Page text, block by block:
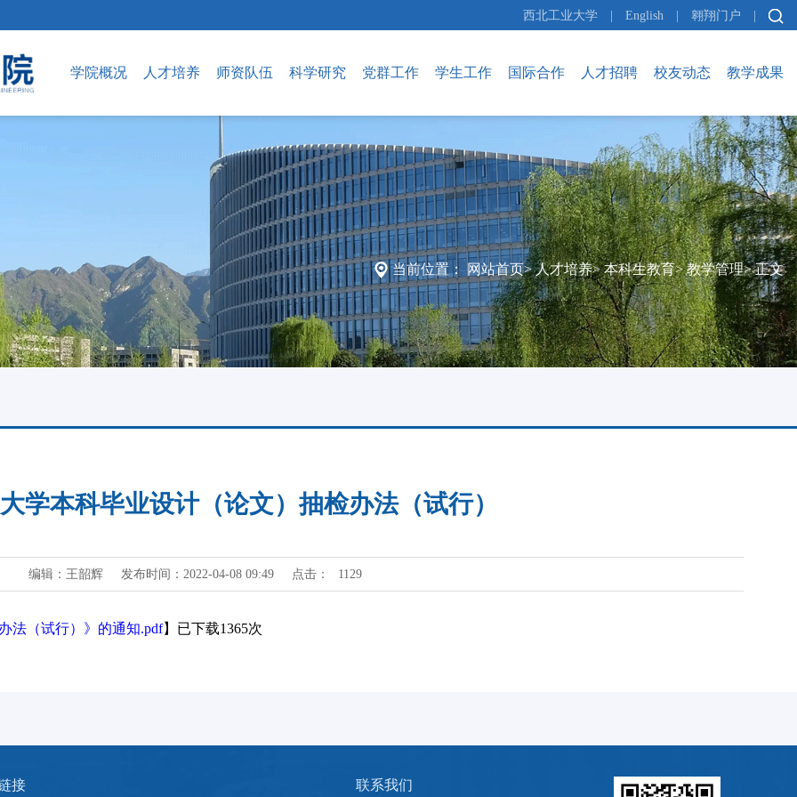
西北工业大学 English 翱翔门户
学院概况 人才培养 师资队伍 科学研究 党群工作 学生工作 国际合作 人才招聘 校友动态 教学成果
当前位置： 网站首页> 人才培养> 本科生教育> 教学管理> 正文
学本科毕业设计（论文）抽检办法（试行）
编辑：王韶辉 发布时间：2022-04-08 09:49 点击： 1129
法（试行）》的通知.pdf】已下载1365次
接 联系我们